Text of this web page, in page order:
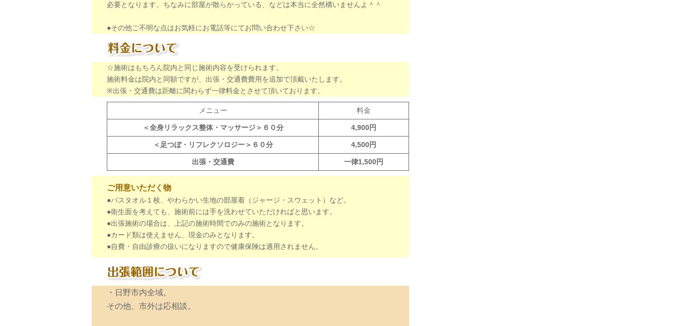
必要となります。ちなみに部屋が散らかっている、などは本当に全然構いませんよ＾＾
●その他ご不明な点はお気軽にお電話等にてお問い合わせ下さい☆
☆施術はもちろん院内と同じ施術内容を受けられます。
施術料金は院内と同額ですが、出張・交通費費用を追加で頂戴いたします。
※出張・交通費は距離に関わらず一律料金とさせて頂いております。
メニュー 料金
＜全身リラックス整体・マッサージ＞６０分 4,900円
＜足つぼ・リフレクソロジー＞６０分 4,500円
出張・交通費 一律1,500円
ご用意いただく物
●バスタオル１枚、やわらかい生地の部屋着（ジャージ・スウェット）など。
●衛生面を考えても、施術前には手を洗わせていただければと思います。
●出張施術の場合は、上記の施術時間でのみの施術となります。
●カード類は使えません、現金のみとなります。
●自費・自由診療の扱いになりますので健康保険は適用されません。
・日野市内全域。
その他、市外は応相談。